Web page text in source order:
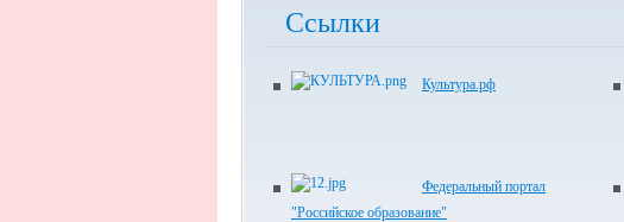
Ссылки
Культура.рф
Федеральный портал
"Российское образование"